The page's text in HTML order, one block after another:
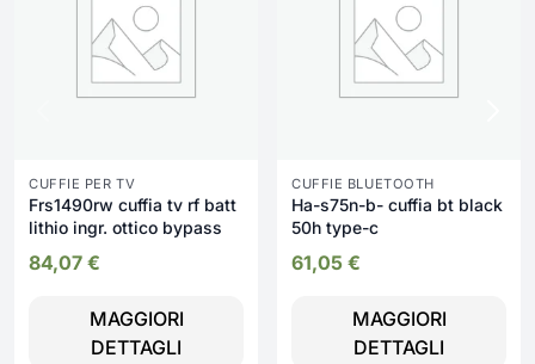
CUFFIE PER TV
Frs1490rw cuffia tv rf batt
lithio ingr. ottico bypass
84,07 €
MAGGIORI
DETTAGLI
CUFFIE BLUETOOTH
Ha-s75n-b- cuffia bt black
50h type-c
61,05 €
MAGGIORI
DETTAGLI